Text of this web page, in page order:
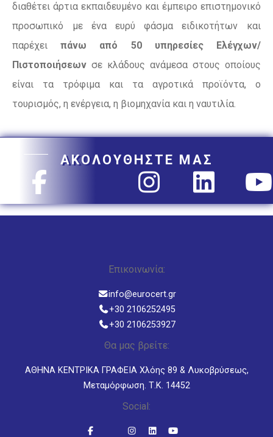
διαθέτει άρτια εκπαιδευμένο και έμπειρο επιστημονικό
προσωπικό με ένα ευρύ φάσμα ειδικοτήτων και
παρέχειπάνω από 50 υπηρεσίες Ελέγχων/
Πιστοποιήσεων σε κλάδους ανάμεσα στους οποίους
είναι τα τρόφιμα και τα αγροτικά προϊόντα, ο
τουρισμός, η ενέργεια, η βιομηχανία και η ναυτιλία.
ΑΚΟΛΟΥΘΗΣΤΕ ΜΑΣ
Επικοινωνία:
info@eurocert.gr
+30 2106252495
+30 2106253927
Θα μας βρείτε:
ΑΘΗΝΑ ΚΕΝΤΡΙΚΑ ΓΡΑΦΕΙΑ Χλόης 89 & Λυκοβρύσεως,
Μεταμόρφωση. Τ.Κ. 14452
Social: